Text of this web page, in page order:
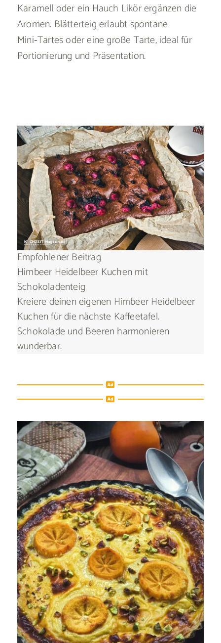
Karamell oder ein Hauch Likör ergänzen die
Aromen. Blätterteig erlaubt spontane
Mini‑Tartes oder eine große Tarte, ideal für
Portionierung und Präsentation.
Empfohlener Beitrag
Himbeer Heidelbeer Kuchen mit
Schokoladenteig
Kreiere deinen eigenen Himbeer Heidelbeer
Kuchen für die nächste Kaffeetafel.
Schokolade und Beeren harmonieren
wunderbar.